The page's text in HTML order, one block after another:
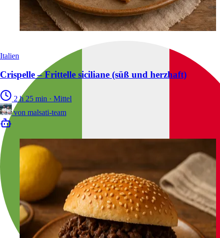
Italien
Crispelle – Frittelle siciliane (süß und herzhaft)
2 h 25 min · Mittel
von malsati-team